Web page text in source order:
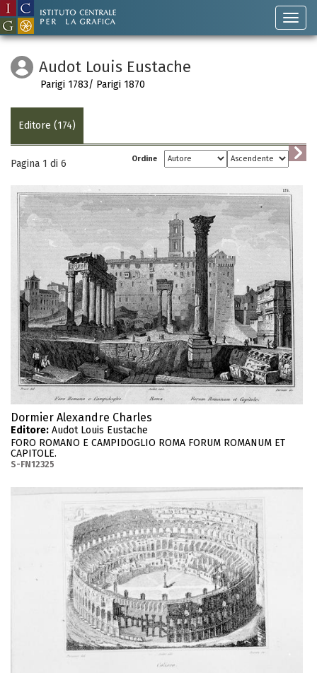
Audot Louis Eustache
Parigi 1783/ Parigi 1870
Editore (174)
Pagina 1 di 6 Ordine
Dormier Alexandre Charles
Editore: Audot Louis Eustache
FORO ROMANO E CAMPIDOGLIO ROMA FORUM ROMANUM ET
CAPITOLE.
S-FN12325